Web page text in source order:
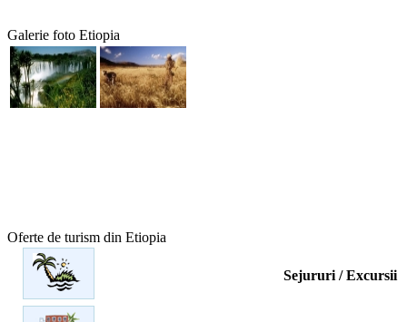
Galerie foto Etiopia
Oferte de turism din Etiopia
Sejururi / Excursii